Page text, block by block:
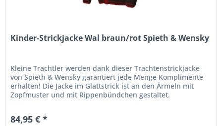
Kinder-Strickjacke Wal braun/rot Spieth & Wensky
Kleine Trachtler werden dank dieser Trachtenstrickjacke
von Spieth & Wensky garantiert jede Menge Komplimente
erhalten! Die Jacke im Glattstrick ist an den Ärmeln mit
Zopfmuster und mit Rippenbündchen gestaltet.
84,95 € *